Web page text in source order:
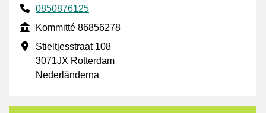
Phone number
0850876125
Kommitté
Kommitté 86856278
Företagsadress
Stieltjesstraat 108
3071JX Rotterdam
Nederländerna